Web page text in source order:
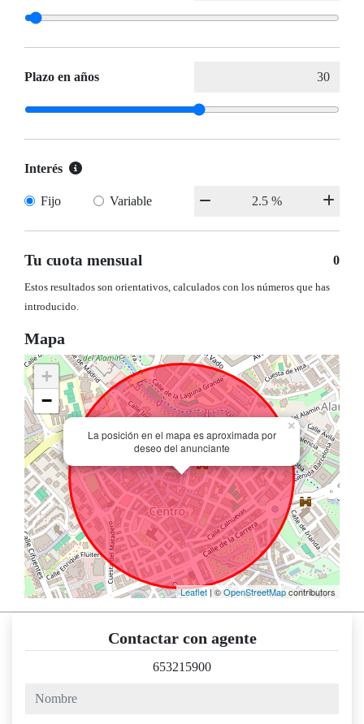
Plazo en años
Interés
Fijo Variable
Tu cuota mensual 0
Estos resultados son orientativos, calculados con los números que has
introducido.
Mapa
La posición en el mapa es aproximada por
deseo del anunciante
×
+
−
Leaflet| ©OpenStreetMapcontributors
Contactar con agente
653215900
nombre